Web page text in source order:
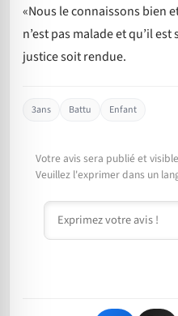
«Nous le connaissons bien
n’est pas malade et qu’il
justice soit rendue.
3ans Battu Enfant
Votre avis sera publié et
Veuillez l'exprimer dans un
Commentaire